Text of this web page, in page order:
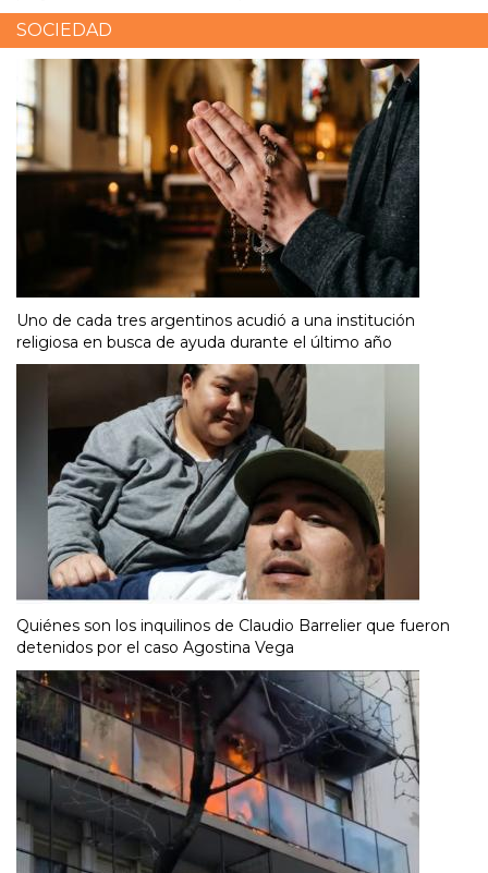
SOCIEDAD
Uno de cada tres argentinos acudió a una institución
religiosa en busca de ayuda durante el último año
Quiénes son los inquilinos de Claudio Barrelier que fueron
detenidos por el caso Agostina Vega